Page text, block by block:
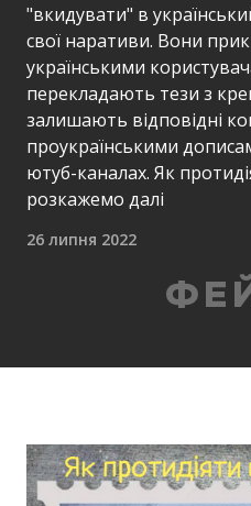
"вкидувати" в
свої наративи. Вони
українськими
перекладають тези з
залишають відповідні
проукраїнськими
ютуб-каналах. Як
розкажемо далі
26 липня 2022